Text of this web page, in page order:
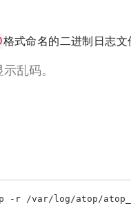
格式命名的二进制日志文
乱码。
-r /var/log/atop/